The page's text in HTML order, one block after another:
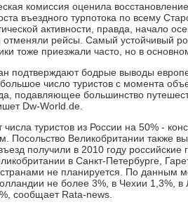
комиссия оценила
въездного турпотока по всему
активности, правда, начало
рейсы. Самый устойчивый
тоже приезжали часто, но в
подтверждают бодрые выводы
число туристов с момента
подавляющее большинство
Dw-World.de.
числа туристов из России на 50% -
Посольство Великобритании
получили в 2010 году российские
в Санкт-Петербурге,
не планируется. По данным
не более 3%, в Чехии 1,3%,
сообщает Rаtа-news.